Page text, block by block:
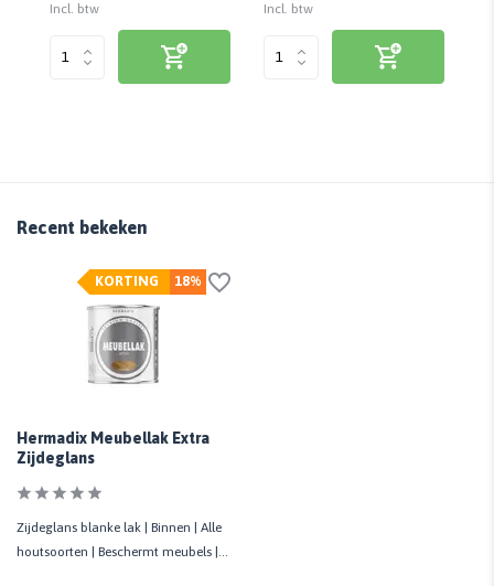
Incl. btw Incl. btw
Recent bekeken
18%
KORTING
Hermadix Meubellak Extra
Zijdeglans
Zijdeglans blanke lak | Binnen | Alle
houtsoorten | Beschermt meubels |